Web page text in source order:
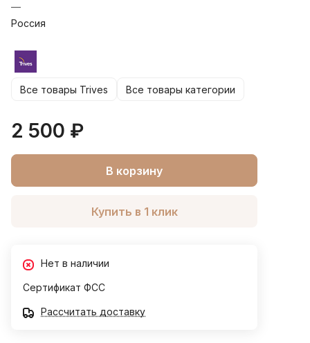
—
Россия
Все товары Trives Все товары категории
2 500 ₽
В корзину
Купить в 1 клик
Нет в наличии
Сертификат ФСС
Рассчитать доставку